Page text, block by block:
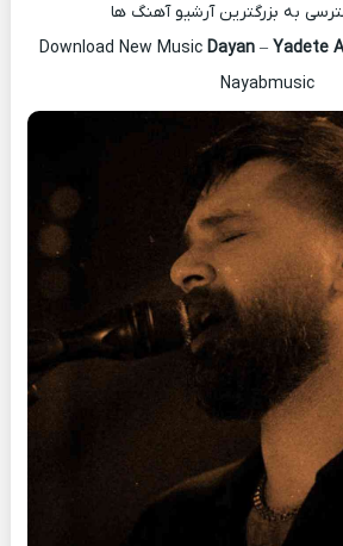
به بزرگترین آرشیو آهنگ ها
Download New Music Dayan – Yadete
Nayabmusic